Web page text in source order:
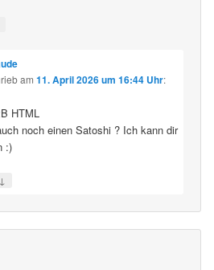
am 11. April 2026 um 16:44 Uhr:
HTML
noch einen Satoshi ? Ich kann dir
:)
↓